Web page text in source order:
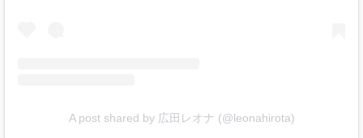
A post shared by 広田レオナ (@leonahirota)